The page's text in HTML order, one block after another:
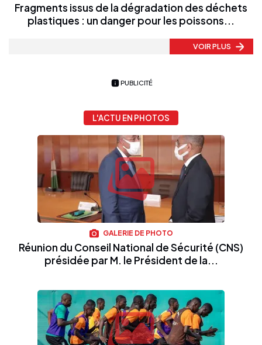
Fragments issus de la dégradation des déchets
plastiques : un danger pour les poissons...
VOIR PLUS
PUBLICITÉ
L'ACTU EN PHOTOS
GALERIE DE PHOTO
Réunion du Conseil National de Sécurité (CNS)
présidée par M. le Président de la...